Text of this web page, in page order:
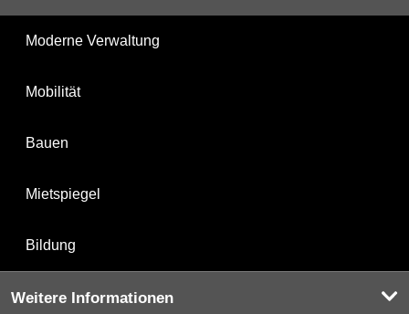
Moderne Verwaltung
Mobilität
Bauen
Mietspiegel
Bildung
Weitere Informationen